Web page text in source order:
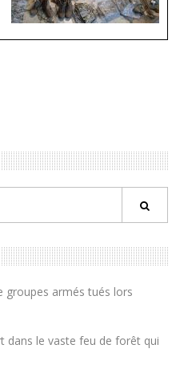
groupes armés tués lors
dans le vaste feu de forêt qui